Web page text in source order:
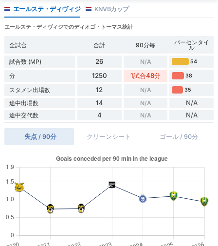
エールステ・ディヴィジ KNVBカップ
エールステ・ディヴィジでのディオゴ・トーマス統計
全試合 合計 90分毎 パーセンタイ
ル
試合数 (MP)
26 N/A 54
分 1250 1試合48分 38
スタメン出場数 12 N/A 35
途中出場数 14 N/A N/A
途中交代数 4 N/A N/A
失点 / 90分 クリーンシート ゴール / 90分